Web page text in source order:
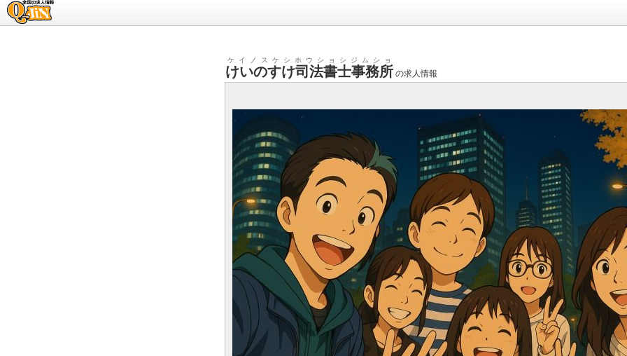
けいのすけ司法書士事務所
ケイノスケシホウショシジムショ
の求人情報
求人情報のQ-JiN